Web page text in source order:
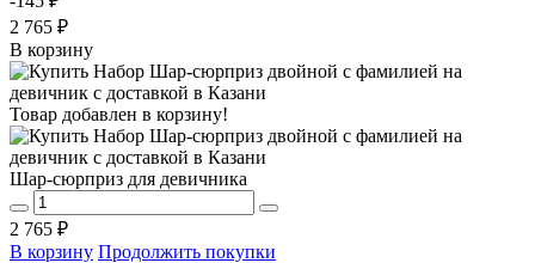
2 765 ₽
В корзину
Товар добавлен в корзину!
Шар-сюрприз для девичника
2 765 ₽
В корзину Продолжить покупки